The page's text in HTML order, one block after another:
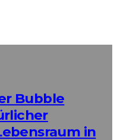
Bubble
in